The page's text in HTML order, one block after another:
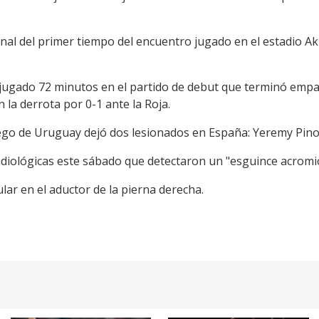
del primer tiempo del encuentro jugado en el estadio
72 minutos en el partido de debut que terminó
la derrota por 0-1 ante la Roja.
de Uruguay dejó dos lesionados en España: Yeremy
este sábado que detectaron un "esguince
en el aductor de la pierna derecha.